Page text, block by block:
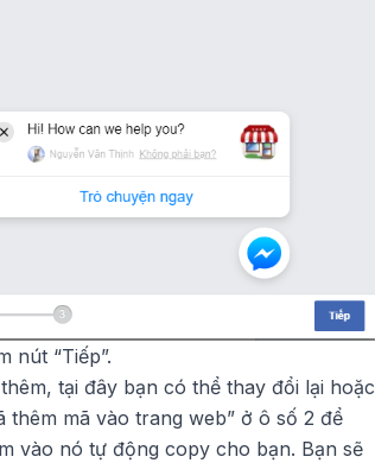
nút “Tiếp”.
tại đây bạn có thể thay đổi lại hoặc
mã vào trang web” ở ô số 2 để
vào nó tự động copy cho bạn. Bạn sẽ